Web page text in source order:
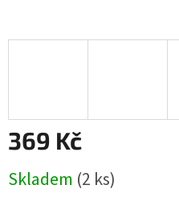
369 Kč
cena:
Skladem (2 ks)